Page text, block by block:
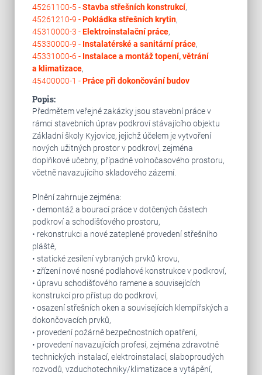
45261100-5 -Stavba střešních konstrukcí,
45261210-9 -Pokládka střešních krytin,
45310000-3 -Elektroinstalační práce,
45330000-9 - Instalatérské a sanitární práce,
45331000-6 - Instalace a montáž topení, větrání
a klimatizace,
45400000-1 -Práce při dokončování budov
Popis:
Předmětem veřejné zakázky jsou stavební práce v
rámci stavebních úprav podkroví stávajícího objektu
Základní školy Kyjovice, jejichž účelem je vytvoření
nových užitných prostor v podkroví, zejména
doplňkové učebny, případně volnočasového prostoru,
včetně navazujícího skladového zázemí.
Plnění zahrnuje zejména:
• demontáž a bourací práce v dotčených částech
podkroví a schodišťového prostoru,
• rekonstrukci a nové zateplené provedení střešního
pláště,
• statické zesílení vybraných prvků krovu,
• zřízení nové nosné podlahové konstrukce v podkroví,
• úpravu schodišťového ramene a souvisejících
konstrukcí pro přístup do podkroví,
• osazení střešních oken a souvisejících klempířských a
dokončovacích prvků,
• provedení požárně bezpečnostních opatření,
• provedení navazujících profesí, zejména zdravotně
technických instalací, elektroinstalací, slaboproudých
rozvodů, vzduchotechniky/klimatizace a vytápění,